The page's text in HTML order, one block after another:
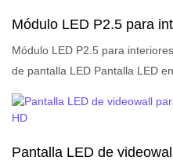
resume los defectos de los
continuamente. Las
interiores, panel de 128 x 128
necesidades. Breve descripción:
Módulo LED P2.5 para
160 x 160 mm
Módulo LED P2.5 para
de pantalla LED Pantalla LED
similares en el mercado, tiene
incomparables en términos de
resume los defectos de los
Pantalla LED de